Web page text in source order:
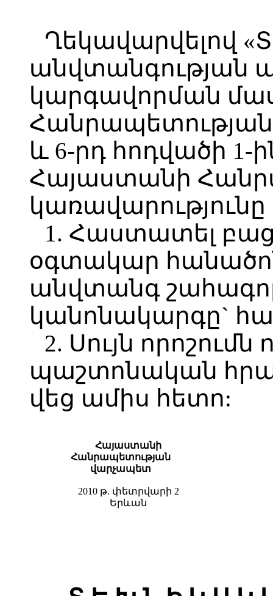
Ղեկավարվելով
կարգավորման
Հանրապետության
և 6-րդ հոդվածի 1-
Հայաստանի
կառավարությունը
1. Հաստատել
օգտակար
անվտանգ
կանոնակարգը`
2. Սույն որոշումն
պաշտոնական
վեց ամիս հետո:
Հայաստանի
Հանրապետության
վարչապետ
2010 թ. փետրվարի 2
Երևան